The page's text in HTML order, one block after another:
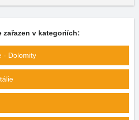
zařazen v kategoriích:
- Dolomity